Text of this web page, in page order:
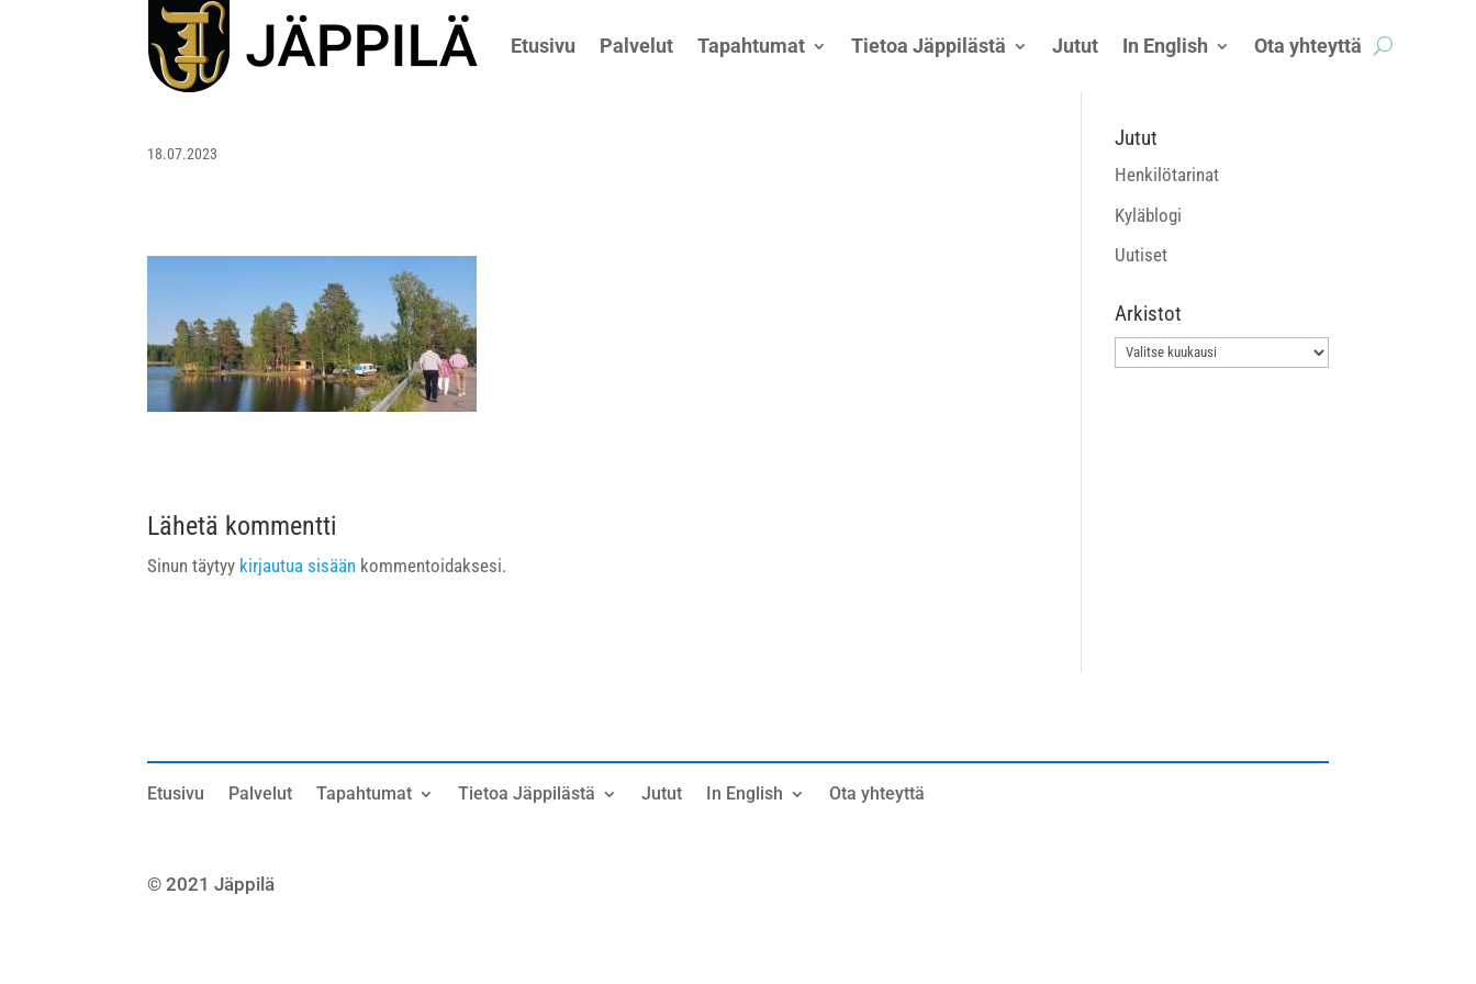
Etusivu Palvelut Tapahtumat Tietoa Jäppilästä Jutut In English Ota yhteyttä
18.07.2023
Lähetä kommentti
Sinun täytyy kirjautua sisään kommentoidaksesi.
Jutut
Henkilötarinat
Kyläblogi
Uutiset
Arkistot
Arkistot
Etusivu Palvelut Tapahtumat Tietoa Jäppilästä Jutut In English Ota yhteyttä
© 2021 Jäppilä